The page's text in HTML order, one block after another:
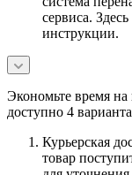
сервиса.
инструкции.
Экономьте время на
доступно 4
Курьерская
товар